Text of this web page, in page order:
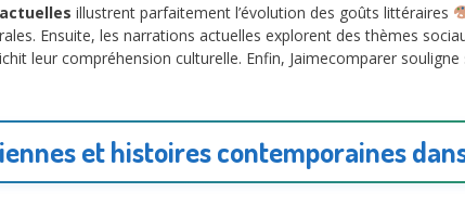
illustrent parfaitement l’évolution des goûts littéraires
Ensuite, les narrations actuelles explorent des thèmes
leur compréhension culturelle. Enfin, Jaimecomparer
et histoires contemporaines